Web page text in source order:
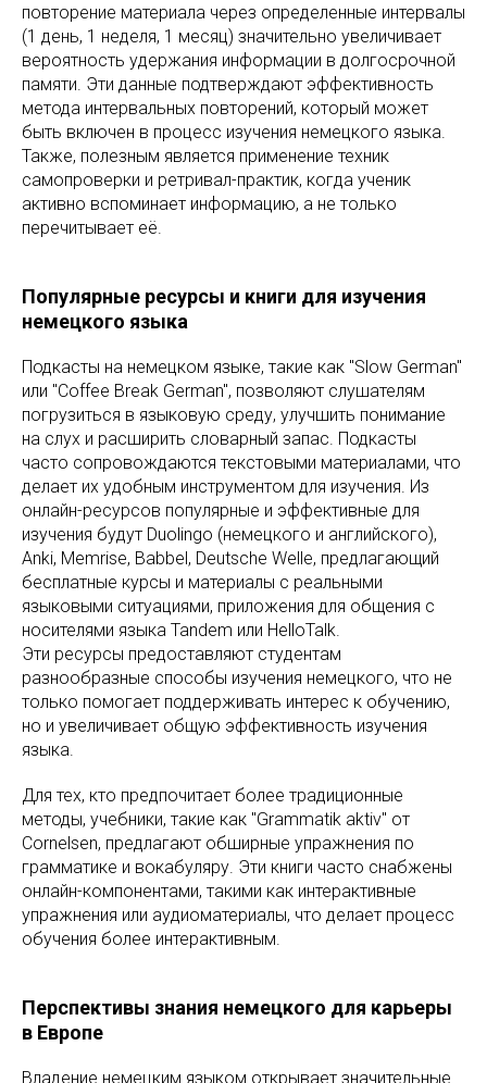
повторение материала через определенные интервалы
(1 день, 1 неделя, 1 месяц) значительно увеличивает
вероятность удержания информации в долгосрочной
памяти. Эти данные подтверждают эффективность
метода интервальных повторений, который может
быть включен в процесс изучения немецкого языка.
Также, полезным является применение техник
самопроверки и ретривал-практик, когда ученик
активно вспоминает информацию, а не только
перечитывает её.
Популярные ресурсы и книги для изучения
немецкого языка
Подкасты на немецком языке, такие как "Slow German"
или "Coffee Break German", позволяют слушателям
погрузиться в языковую среду, улучшить понимание
на слух и расширить словарный запас. Подкасты
часто сопровождаются текстовыми материалами, что
делает их удобным инструментом для изучения. Из
онлайн-ресурсов популярные и эффективные для
изучения будут Duolingo (немецкого и английского),
Anki, Memrise, Babbel, Deutsche Welle, предлагающий
бесплатные курсы и материалы с реальными
языковыми ситуациями, приложения для общения с
носителями языка Tandem или HelloTalk.
Эти ресурсы предоставляют студентам
разнообразные способы изучения немецкого, что не
только помогает поддерживать интерес к обучению,
но и увеличивает общую эффективность изучения
языка.
Для тех, кто предпочитает более традиционные
методы, учебники, такие как "Grammatik aktiv" от
Cornelsen, предлагают обширные упражнения по
грамматике и вокабуляру. Эти книги часто снабжены
онлайн-компонентами, такими как интерактивные
упражнения или аудиоматериалы, что делает процесс
обучения более интерактивным.
Перспективы знания немецкого для карьеры
в Европе
Владение немецким языком открывает значительные